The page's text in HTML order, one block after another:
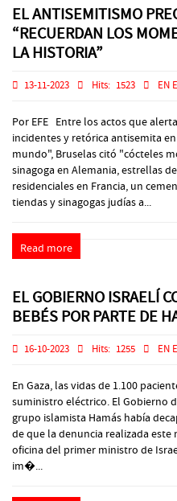
EL ANTISEMITISMO
“RECUERDAN LOS
LA HISTORIA”
13-11-2023 Hits: 1523 EN
Por EFE Entre los actos que
incidentes y retórica antisemita
mundo", Bruselas citó "cócteles
sinagoga en Alemania, estrellas
residenciales en Francia, un
tiendas y sinagogas judías a...
Read more
EL GOBIERNO ISRAELÍ
BEBÉS POR PARTE DE
16-10-2023 Hits: 1255 EN
En Gaza, las vidas de 1.100
suministro eléctrico. El Gobierno
grupo islamista Hamás había
de que la denuncia realizada este
oficina del primer ministro de
im�...